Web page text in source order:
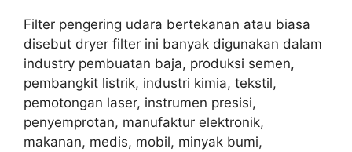
Filter pengering udara bertekanan atau biasa
disebut dryer filter ini banyak digunakan dalam
industry pembuatan baja, produksi semen,
pembangkit listrik, industri kimia, tekstil,
pemotongan laser, instrumen presisi,
penyemprotan, manufaktur elektronik,
makanan, medis, mobil, minyak bumi,